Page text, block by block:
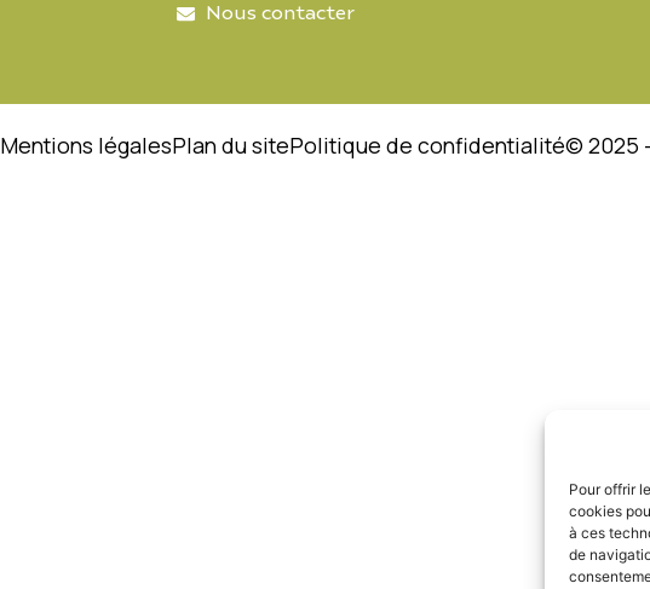
Pour offrir
cookies
à ces
de
Nous contacter
Mentions légalesPlan du sitePolitique de confidentialité© 2025